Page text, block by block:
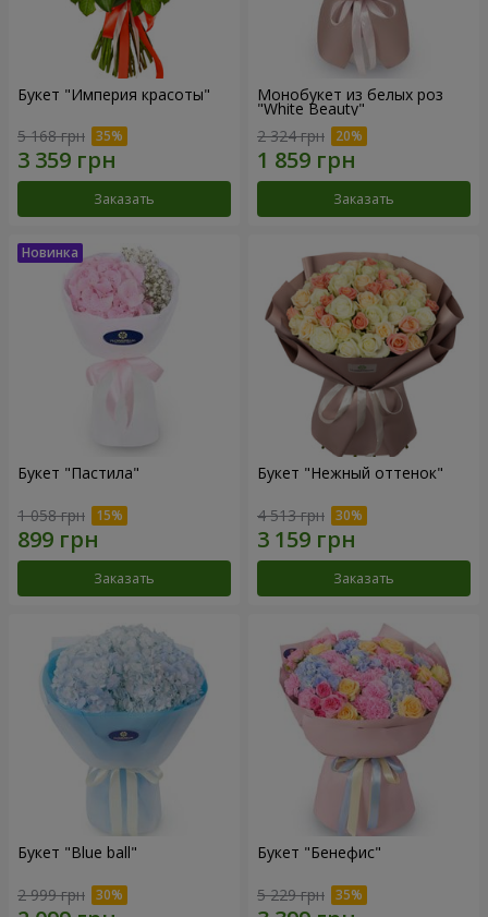
Букет "Империя красоты"
5 168 грн
Заказать
Монобукет из белых роз
"White Beauty"
2 324 грн
Заказать
Букет "Пастила"
1 058 грн
Заказать
Букет "Нежный оттенок"
4 513 грн
Заказать
Букет "Blue ball"
2 999 грн
Букет "Бенефис"
5 229 грн